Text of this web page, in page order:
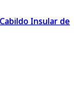
Cabildo Insular de